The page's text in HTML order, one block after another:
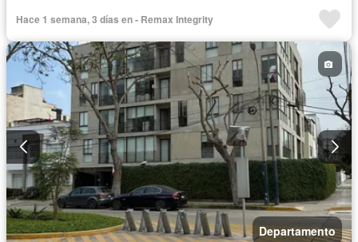
Hace 1 semana, 3 días en - Remax Integrity
Departamento